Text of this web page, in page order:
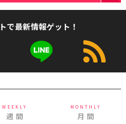
で最新情報ゲット！
WEEKLY
週 間
MONTHLY
月 間